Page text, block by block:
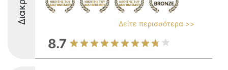
Δείτε περισσότερα >>
8.7